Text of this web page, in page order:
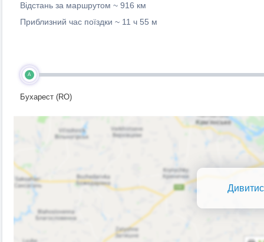
Відстань за маршрутом ~ 916 км
Приблизний час поїздки ~ 11 ч 55 м
A
Бухарест (RO)